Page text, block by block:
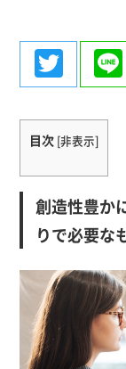
目次 [非表示]
創造性豊か
りで必要な